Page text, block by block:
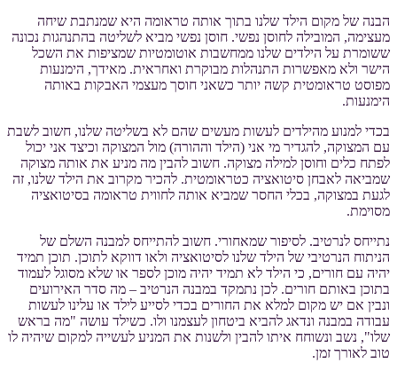
הבנה של מקום הילד שלנו בתוך אותה טראומה היא שמנתבת שיחה
מעצימה, המובילה לחוסן נפשי. חוסן נפשי מביא לשליטה בהתנהגות נכונה
ששומרת על הילדים שלנו ממחשבות אוטומטיות שמציפות את השכל
הישר ולא מאפשרות התנהלות מבוקרת ואחראית. מאידך, הימנעות
מפוסט טראומטית קשה יותר כשאני חוסך מעצמי האבקות באותה
הימנעות.
בכדי למנוע מהילדים לעשות מעשים שהם לא בשליטה שלנו, חשוב לשבת
עם המצוקה, להגדיר מי אני (הילד וההורה) מול המצוקה וכיצד אני יכול
לפתח כלים וחוסן למילה מצוקה. חשוב להבין מה מניע את אותה מצוקה
שמביאה לאבחן סיטואציה כטראומטית. להכיר מקרוב את הילד שלנו, זה
לגעת במצוקה, בכלי החסר שמביא אותה לחווית טראומה בסיטואציה
מסוימת.
נתייחס לנרטיב. לסיפור שמאחורי. חשוב להתייחס למבנה השלם של
הניתוח הנרטיבי של הילד שלנו לסיטואציה ולאו דווקא לתוכן. תוכן תמיד
יהיה עם חורים, כי הילד לא תמיד יהיה מוכן לספר או שלא מסוגל לעמוד
בתוכן באותם חורים. לכן נתמקד במבנה הנרטיב – מה סדר האירועים
ונבין אם יש מקום למלא את החורים בכדי לסייע לילד או עלינו לעשות
עבודה במבנה ונדאג להביא ביטחון לעצמנו ולו. כשילד עושה "מה בראש
שלו", נשב ונשוחח איתו להבין ולשנות את המניע לעשייה למקום שיהיה לו
טוב לאורך זמן.